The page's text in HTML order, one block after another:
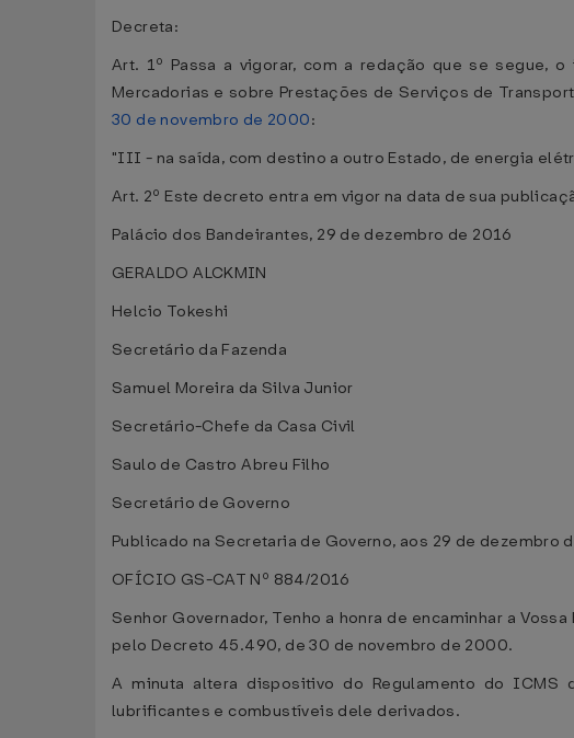
Decreta:
Art. 1º Passa a vigorar, com a redação que se segue,
Mercadorias e sobre Prestações de Serviços de
30 de novembro de 2000:
"III - na saída, com destino a outro Estado, de energia
Art. 2º Este decreto entra em vigor na data de sua
Palácio dos Bandeirantes, 29 de dezembro de 2016
GERALDO ALCKMIN
Helcio Tokeshi
Secretário da Fazenda
Samuel Moreira da Silva Junior
Secretário-Chefe da Casa Civil
Saulo de Castro Abreu Filho
Secretário de Governo
Publicado na Secretaria de Governo, aos 29 de dezembro
OFÍCIO GS-CAT Nº 884/2016
Senhor Governador, Tenho a honra de encaminhar a
pelo Decreto 45.490, de 30 de novembro de 2000.
A minuta altera dispositivo do Regulamento do
lubrificantes e combustíveis dele derivados.